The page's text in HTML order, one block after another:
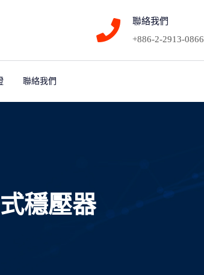
聯絡我們
+886-2-2913-0866
聯絡我們
穩壓器